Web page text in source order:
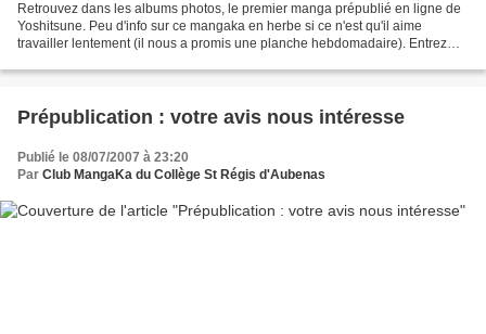
Retrouvez dans les albums photos, le premier manga prépublié en ligne de
Yoshitsune. Peu d'info sur ce mangaka en herbe si ce n'est qu'il aime
travailler lentement (il nous a promis une planche hebdomadaire). Entrez
Prépublication : votre avis nous intéresse
Publié le 08/07/2007 à 23:20
Par Club MangaKa du Collège St Régis d'Aubenas